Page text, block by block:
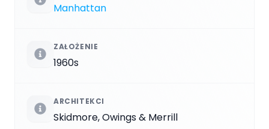
Manhattan
ZAŁOŻENIE
1960s
ARCHITEKCI
Skidmore, Owings & Merrill